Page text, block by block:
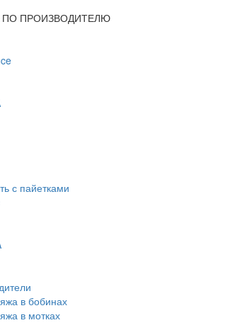
ПО ПРОИЗВОДИТЕЛЮ
с пайетками
в бобинах
в мотках